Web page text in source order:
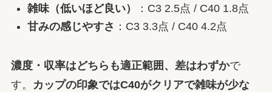
雑味（低いほど良い）
：C3 2.5点 / C40 1.8点
甘みの感じやすさ ：C3 3.3点 / C40 4.2点
濃度・収率はどちらも適正範囲、差はわずかで
す。
カップの印象ではC40がクリアで雑味が少な